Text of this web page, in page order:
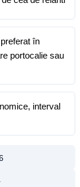
în
portocalie sau
interval